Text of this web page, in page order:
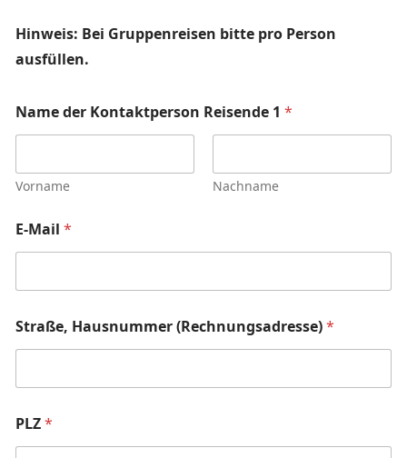
Hinweis: Bei Gruppenreisen bitte pro Person
ausfüllen.
Name der Kontaktperson Reisende 1 *
Vorname Nachname
E-Mail *
Straße, Hausnummer (Rechnungsadresse)*
PLZ*